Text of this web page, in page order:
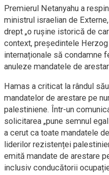
Premierul Netanyahu a
ministrul israelian de
drept „o rușine istorică de
context, președintele
internaționale să condamne
anuleze mandatele de
Hamas a criticat la rândul
mandatelor de arestare pe
palestiniene. Într-un
solicitarea „pune semnul
a cerut ca toate mandatele
liderilor rezistenței
emită mandate de arestare
inclusiv conducătorii